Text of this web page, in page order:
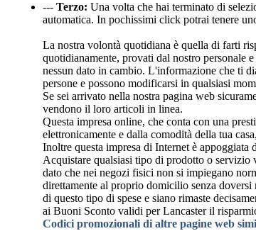
--- Terzo: Una volta che hai terminato di
automatica. In pochissimi click potrai tenere
La nostra volontà quotidiana è quella di farti
quotidianamente, provati dal nostro personale
nessun dato in cambio. L'informazione che ti
persone e possono modificarsi in qualsiasi
Se sei arrivato nella nostra pagina web
vendono il loro articoli in linea.
Questa impresa online, che conta con una
elettronicamente e dalla comodità della tua
Inoltre questa impresa di Internet è
Acquistare qualsiasi tipo di prodotto o servizio
dato che nei negozi fisici non si impiegano
direttamente al proprio domicilio senza
di questo tipo di spese e siano rimaste
ai Buoni Sconto validi per Lancaster il
Codici promozionali di altre pagine web